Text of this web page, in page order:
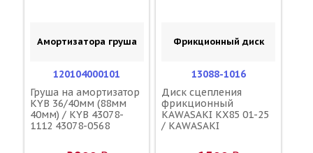
Амортизатора груша
120104000101
Груша на амортизатор
KYB 36/40мм (88мм
40мм) / KYB 43078-
1112 43078-0568
Фрикционный диск
13088-1016
Диск сцепления
фрикционный
KAWASAKI KX85 01-25
/ KAWASAKI